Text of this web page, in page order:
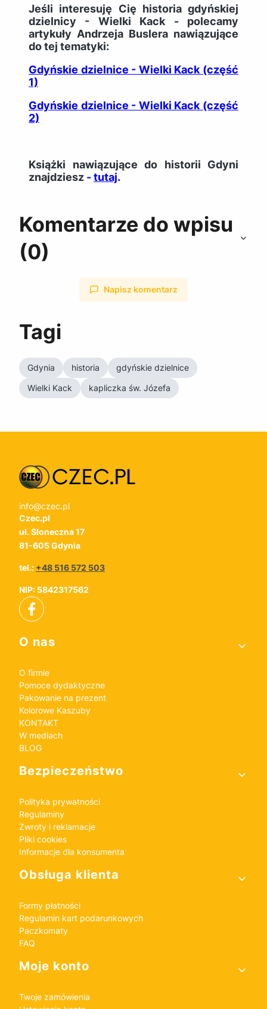
Jeśli interesuję Cię historia gdyńskiej
dzielnicy - Wielki Kack - polecamy
artykuły Andrzeja Buslera nawiązujące
do tej tematyki:
Gdyńskie dzielnice - Wielki Kack (część
1)
Gdyńskie dzielnice - Wielki Kack (część
2)
Książki nawiązujące do historii Gdyni
znajdziesz -tutaj.
Komentarze do wpisu
(0)
Napisz komentarz
Tagi
Gdynia historia
gdyńskie dzielnice
Wielki Kack
kapliczka św. Józefa
info@czec.pl
Czec.pl
ul. Słoneczna 17
81-605 Gdynia
tel.: +48 516 572 503
NIP: 5842317562
Linki w stopce
O nas
O firmie
Pomoce dydaktyczne
Pakowanie na prezent
Kolorowe Kaszuby
KONTAKT
W mediach
BLOG
Bezpieczeństwo
Polityka prywatności
Regulaminy
Zwroty i reklamacje
Pliki cookies
Informacje dla konsumenta
Obsługa klienta
Formy płatności
Regulamin kart podarunkowych
Paczkomaty
FAQ
Moje konto
Twoje zamówienia